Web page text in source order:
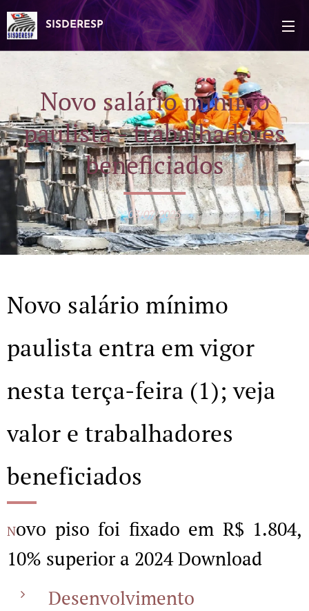
SISDERESP
Novo salário mínimo
paulista - trabalhadores
beneficiados
03/07/2025
Novo salário mínimo
paulista entra em vigor
nesta terça-feira (1); veja
valor e trabalhadores
beneficiados
Novo piso foi fixado em R$ 1.804,
10% superior a 2024 Download
Desenvolvimento